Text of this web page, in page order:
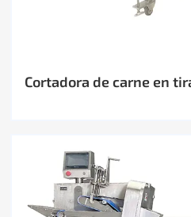
Cortadora de carne en